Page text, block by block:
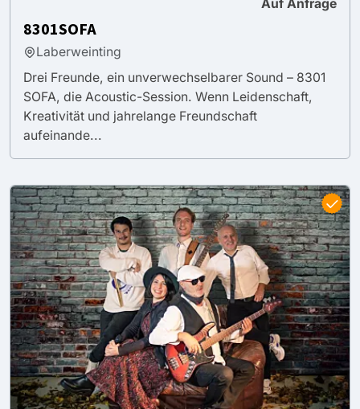
Auf Anfrage
8301SOFA
Laberweinting
Drei Freunde, ein unverwechselbarer Sound – 8301
SOFA, die Acoustic-Session. Wenn Leidenschaft,
Kreativität und jahrelange Freundschaft
aufeinande...